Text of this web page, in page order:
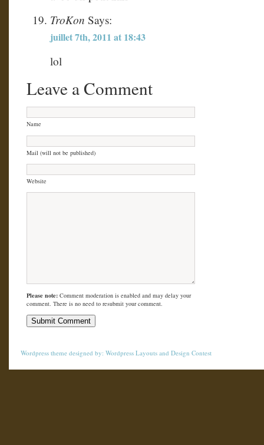
TroKon Says:
juillet 7th, 2011 at 18:43
lol
Leave a Comment
Name
Mail (will not be published)
Website
Please note: Comment moderation is enabled and may delay your
comment. There is no need to resubmit your comment.
Wordpress theme designed by: Wordpress Layouts and Design Contest